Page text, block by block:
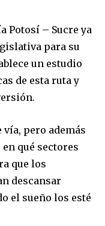
Potosí – Sucre ya
para su
un estudio
de esta ruta y
vía, pero además
qué sectores
que los
descansar
el sueño los esté